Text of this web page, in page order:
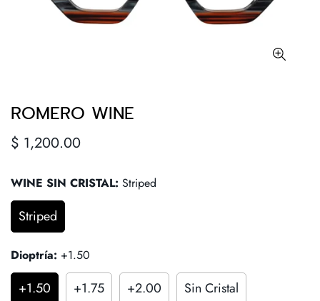
ROMERO WINE
Precio
$ 1,200.00
WINE SIN CRISTAL: Striped
Striped
Dioptría: +1.50
+1.50 +1.75 +2.00 Sin Cristal